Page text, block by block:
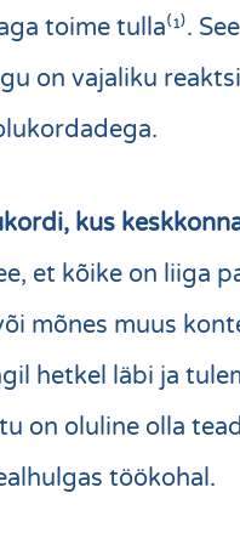
toime tulla⁽¹⁾.
on vajaliku
kus
et kõike on liiga
mõnes muus
hetkel läbi ja
on oluline olla
töökohal.